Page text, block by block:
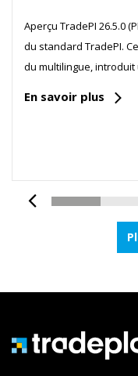
Aperçu TradePI 26.5.0
du standard TradePI.
du multilingue,
En savoir plus